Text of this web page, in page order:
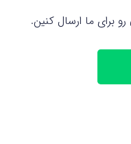
برای ما ارسال کنین.